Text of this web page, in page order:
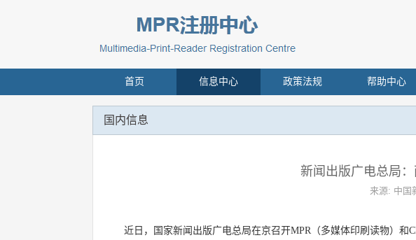
首页 信息中心 政策法规 帮助中心
国内信息
新闻出版广电总局
来源: 中国
近日，国家新闻出版广电总局在京召开MPR（多媒体印刷读物）和